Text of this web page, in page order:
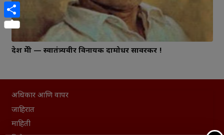
देश प्रेमी — स्वातंत्र्यवीर विनायक दामोधर सावरकर !
अधिकार आणि वापर
जाहिरात
माहिती
Pinterest
Share